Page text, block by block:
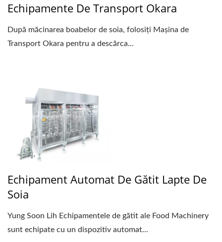
Echipamente De Transport Okara
După măcinarea boabelor de soia, folosiți Mașina de
Transport Okara pentru a descărca...
Echipament Automat De Gătit Lapte De
Soia
Yung Soon Lih Echipamentele de gătit ale Food Machinery
sunt echipate cu un dispozitiv automat...